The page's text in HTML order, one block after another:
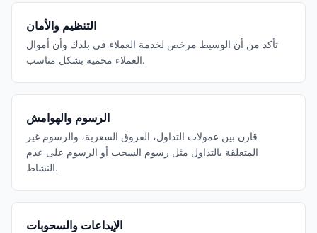
التنظيم والأمان
تأكد من أن الوسيط مرخص لخدمة العملاء في بلدك وأن أموال
العملاء محمية بشكل مناسب.
الرسوم والهوامش
قارن بين عمولات التداول، الفروق السعرية، والرسوم غير
المتعلقة بالتداول مثل رسوم السحب أو الرسوم على عدم
النشاط.
الإيداعات والسحوبات